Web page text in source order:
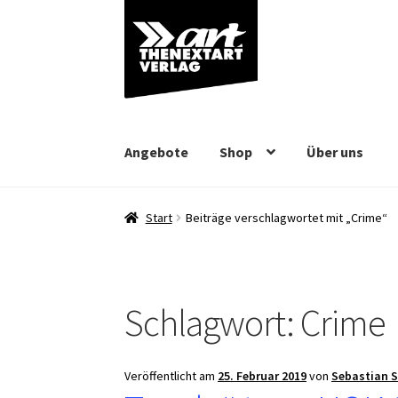
Zur
Navigation
springen
Zum
Inhalt
springen
Angebote Shop Über uns
Start Beiträge verschlagwortet mit „Crime“
Schlagwort: Crime
Veröffentlicht am 25. Februar 2019vonSebastian